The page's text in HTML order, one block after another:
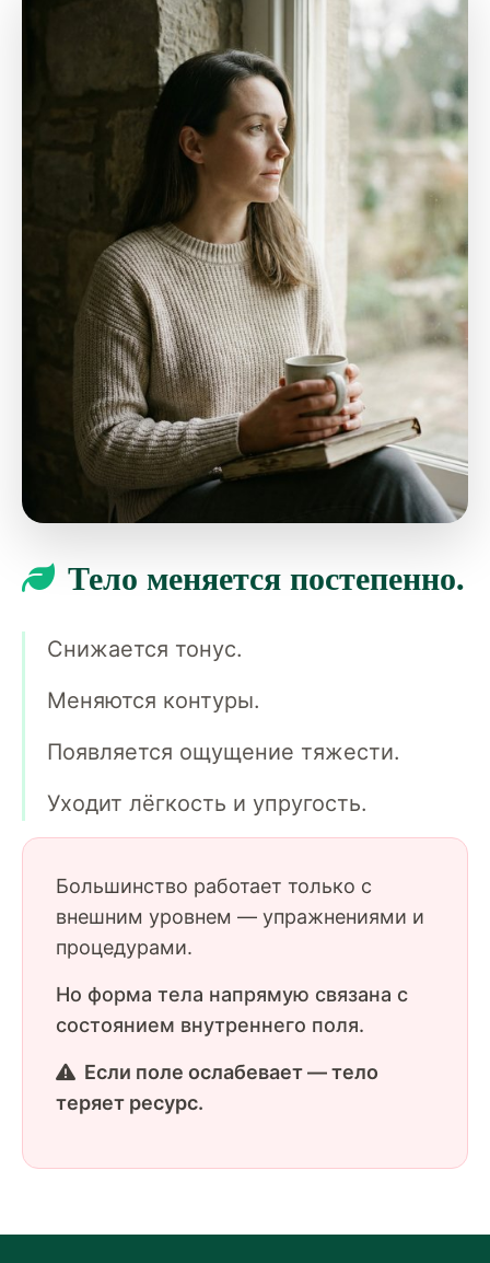
Тело меняется постепенно.
Снижается тонус.
Меняются контуры.
Появляется ощущение тяжести.
Уходит лёгкость и упругость.
Большинство работает только с
внешним уровнем — упражнениями и
процедурами.
Но форма тела напрямую связана с
состоянием внутреннего поля.
Если поле ослабевает — тело
теряет ресурс.